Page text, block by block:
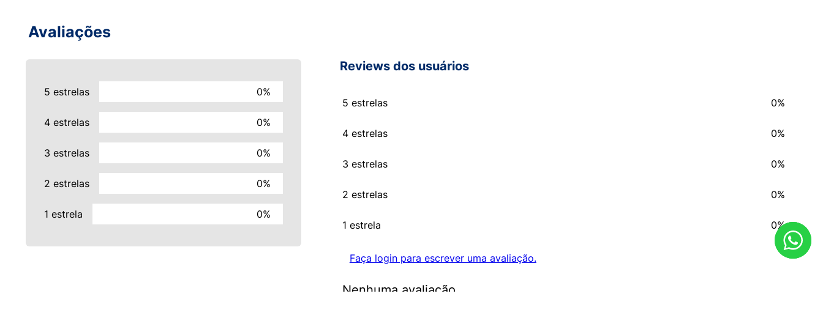
Avaliações
5 estrelas 0%
4 estrelas 0%
3 estrelas 0%
2 estrelas 0%
1 estrela 0%
Reviews dos usuários
5 estrelas 0%
4 estrelas 0%
3 estrelas 0%
2 estrelas 0%
1 estrela 0%
Faça login para escrever uma avaliação.
Nenhuma avaliação